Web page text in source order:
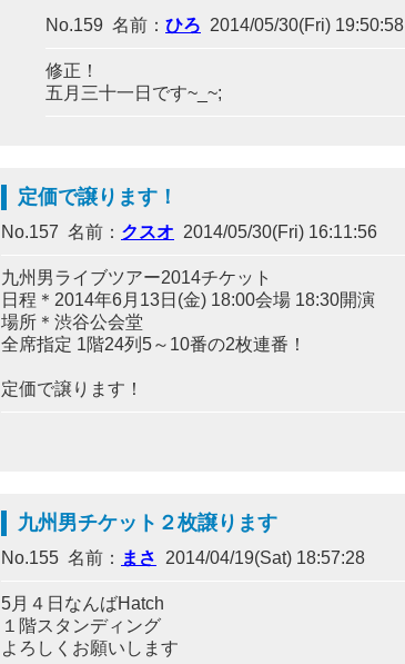
No.159 名前： ひろ 2014/05/30(Fri) 19:50:58
修正！
五月三十一日です~_~;
定価で譲ります！
No.157 名前： クスオ 2014/05/30(Fri) 16:11:56
九州男ライブツアー2014チケット
日程＊2014年6月13日(金) 18:00会場 18:30開演
場所＊渋谷公会堂
全席指定 1階24列5～10番の2枚連番！
定価で譲ります！
九州男チケット２枚譲ります
No.155 名前： まさ 2014/04/19(Sat) 18:57:28
5月４日なんばHatch
１階スタンディング
よろしくお願いします